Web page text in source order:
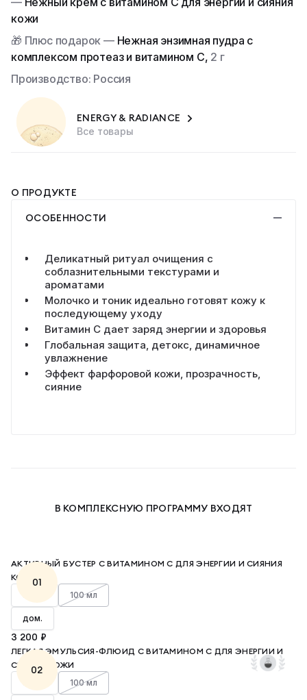
кожи
🎁 Плюс подарок — Нежная энзимная пудра с
комплексом протеаз и витамином C, 2 г
Производство: Россия
ENERGY & RADIANCE
Все товары
О ПРОДУКТЕ
ОСОБЕННОСТИ
Деликатный ритуал очищения с
соблазнительными текстурами и
ароматами
Молочко и тоник идеально готовят кожу к
последующему уходу
Витамин С дает заряд энергии и здоровья
Глобальная защита, детокс, динамичное
увлажнение
Эффект фарфоровой кожи, прозрачность,
сияние
В КОМПЛЕКСНУЮ ПРОГРАММУ ВХОДЯТ
01
АКТИВНЫЙ БУСТЕР С ВИТАМИНОМ С ДЛЯ ЭНЕРГИИ И СИЯНИЯ
КОЖИ
30 мл
100 мл
дом.
3 200 ₽
02
ЛЕГКАЯ ЭМУЛЬСИЯ-ФЛЮИД С ВИТАМИНОМ С ДЛЯ ЭНЕРГИИ И
СИЯНИЯ КОЖИ
30 мл
100 мл